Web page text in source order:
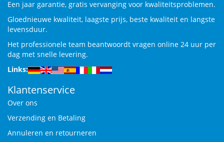
Een jaar garantie, gratis vervanging voor kwaliteitsproblemen.
Gloednieuwe kwaliteit, laagste prijs, beste kwaliteit en langste
levensduur.
Het professionele team beantwoordt vragen online 24 uur per
dag met snelle levering.
Links:
Klantenservice
Over ons
Verzending en Betaling
Annuleren en retourneren